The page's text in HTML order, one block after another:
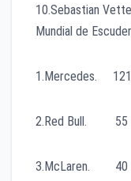
10.Sebastian
Mundial de
1.Mercedes. 121
2.Red Bull. 55
3.McLaren. 40